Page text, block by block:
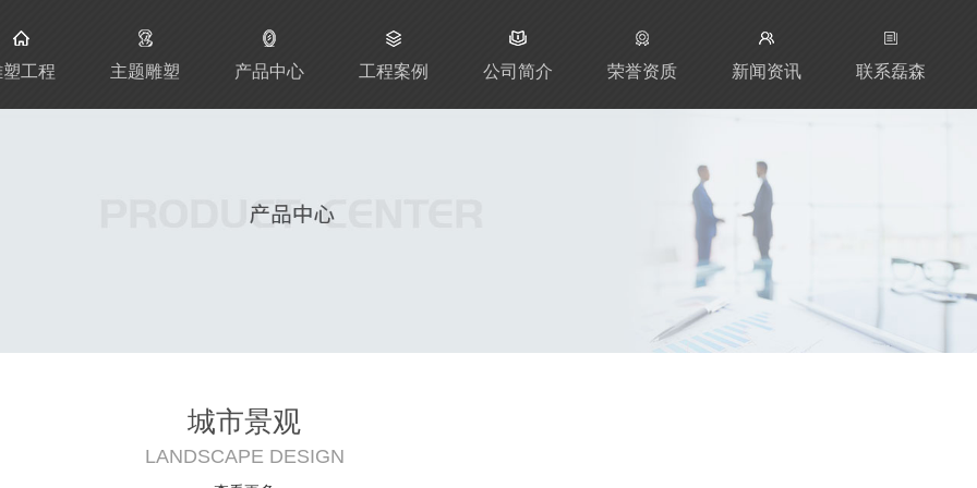
工程 主题雕塑 产品中心 工程案例 公司简介 荣誉资质 新闻资讯 联系磊森
城市景观
LANDSCAPE DESIGN